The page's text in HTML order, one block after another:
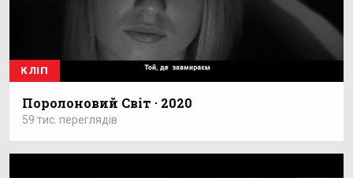
КЛІП
Поролоновий Світ · 2020
59 тис. переглядів